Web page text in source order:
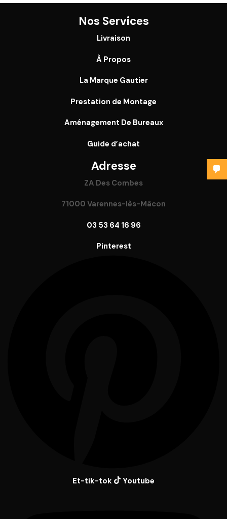
Nos Services
Livraison
À Propos
La Marque Gautier
Prestation de Montage
Aménagement De Bureaux
Guide d’achat
Adresse
ZA Des Combes
71000 Varennes-lès-Mâcon
03 53 64 16 96
Pinterest
Et-tik-tok Youtube